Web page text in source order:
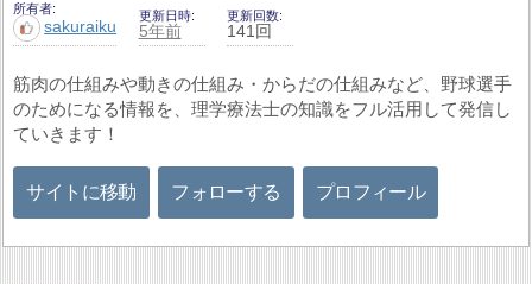
所有者
sakuraiku
更新日時
5年前
更新回数
141回
筋肉の仕組みや動きの仕組み・からだの仕組みなど、野球選手
のためになる情報を、理学療法士の知識をフル活用して発信し
ていきます！
サイトに移動 フォローする プロフィール